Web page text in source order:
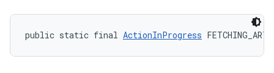
public static final ActionInProgress